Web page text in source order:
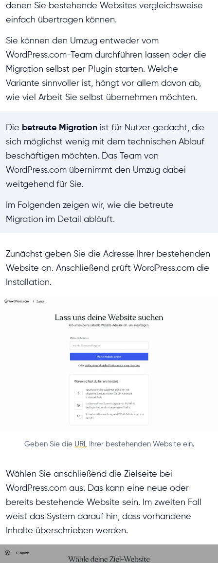
denen Sie bestehende Websites vergleichsweise
einfach übertragen können.
Sie können den Umzug entweder vom
WordPress.com-Team durchführen lassen oder die
Migration selbst per Plugin starten. Welche
Variante sinnvoller ist, hängt vor allem davon ab,
wie viel Arbeit Sie selbst übernehmen möchten.
Die betreute Migration ist für Nutzer gedacht, die
sich möglichst wenig mit dem technischen Ablauf
beschäftigen möchten. Das Team von
WordPress.com übernimmt den Umzug dabei
weitgehend für Sie.
Im Folgenden zeigen wir, wie die betreute
Migration im Detail abläuft.
Zunächst geben Sie die Adresse Ihrer bestehenden
Website an. Anschließend prüft WordPress.com die
Installation.
Geben Sie die URL Ihrer bestehenden Website ein.
Wählen Sie anschließend die Zielseite bei
WordPress.com aus. Das kann eine neue oder
bereits bestehende Website sein. Im zweiten Fall
weist das System darauf hin, dass vorhandene
Inhalte überschrieben werden.